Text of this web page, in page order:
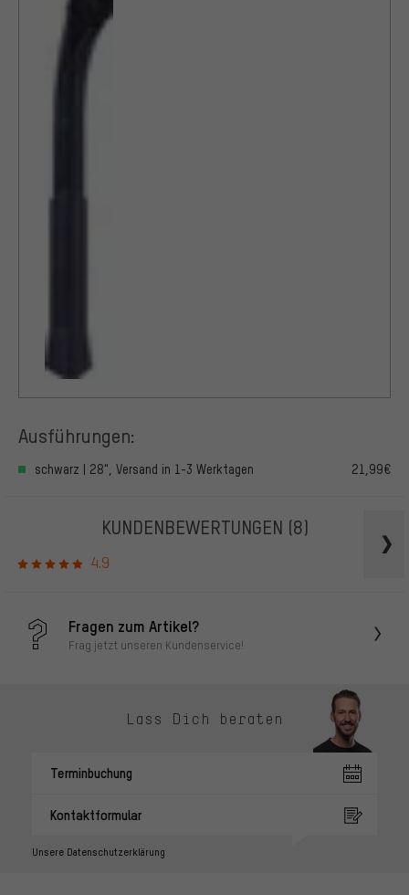
Ausführungen:
schwarz | 28", Versand in 1-3 Werktagen 21,99€
KUNDENBEWERTUNGEN (8)
4.9
Fragen zum Artikel?
Frag jetzt unseren Kundenservice!
Lass Dich beraten
Terminbuchung
Kontaktformular
Unsere Datenschutzerklärung